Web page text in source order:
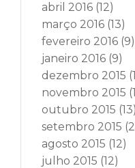
abril 2016 (12)
março 2016 (13)
fevereiro 2016 (9)
janeiro 2016 (9)
dezembro 2015
novembro 2015
outubro 2015 (13)
setembro 2015
agosto 2015 (12)
julho 2015 (12)